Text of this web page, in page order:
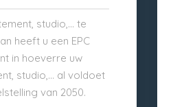
studio,… te
heeft u een EPC
in hoeverre uw
studio,… al voldoet
van 2050.